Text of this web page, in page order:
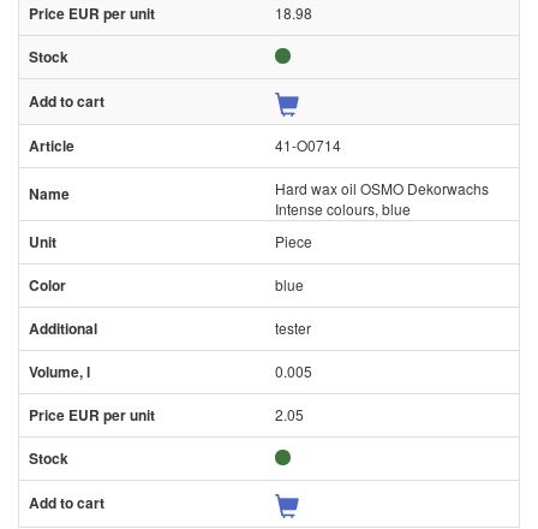
18.98
41-O0714
Hard wax oil OSMO Dekorwachs
Intense colours, blue
Piece
blue
tester
0.005
2.05